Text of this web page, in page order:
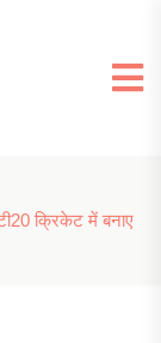
क्रिकेट में बनाए